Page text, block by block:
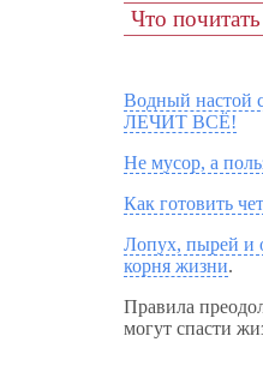
Что почитать
Водный настой
ЛЕЧИТ ВСЁ!
Не мусор, а
Как готовить
Лопух, пырей и
корня жизни.
Правила
могут спасти